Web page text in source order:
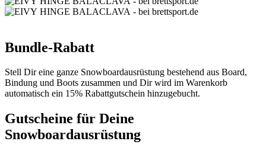
Bundle-Rabatt
Stell Dir eine ganze Snowboardausrüstung bestehend aus Board,
Bindung und Boots zusammen und Dir wird im Warenkorb
automatisch ein 15% Rabattgutschein hinzugebucht.
Gutscheine für Deine
Snowboardausrüstung